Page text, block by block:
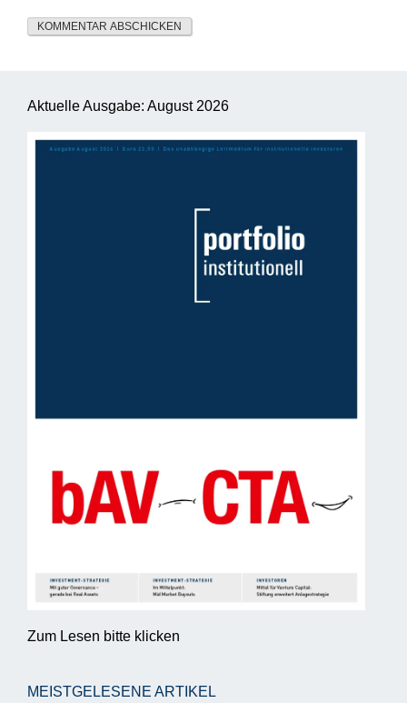
Aktuelle Ausgabe: August 2026
Zum Lesen bitte klicken
MEISTGELESENE ARTIKEL